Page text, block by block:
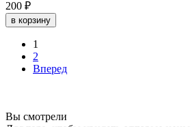
200 ₽
в корзину
1
2
Вперед
Вы смотрели